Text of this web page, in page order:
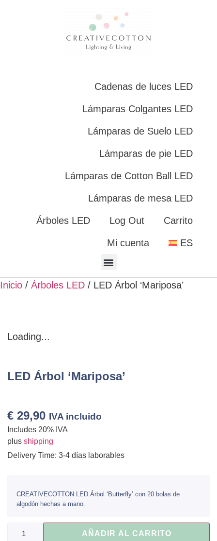
Cadenas de luces LED
Lámparas Colgantes LED
Lámparas de Suelo LED
Lámparas de pie LED
Lámparas de Cotton Ball LED
Lámparas de mesa LED
Árboles LED Log Out Carrito
Mi cuenta ES
Inicio / Árboles LED / LED Árbol ‘Mariposa’
Loading...
LED Árbol ‘Mariposa’
€ 29,90 IVA incluido
Includes 20% IVA
plus shipping
Delivery Time: 3-4 días laborables
CREATIVECOTTON LED Árbol ‘Butterfly’ con 20 bolas de
algodón hechas a mano.
AÑADIR AL CARRITO